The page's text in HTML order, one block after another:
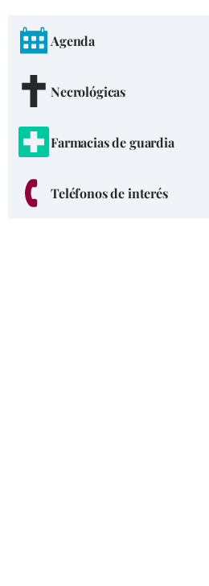
Agenda
Necrológicas
Farmacias de guardia
Teléfonos de interés